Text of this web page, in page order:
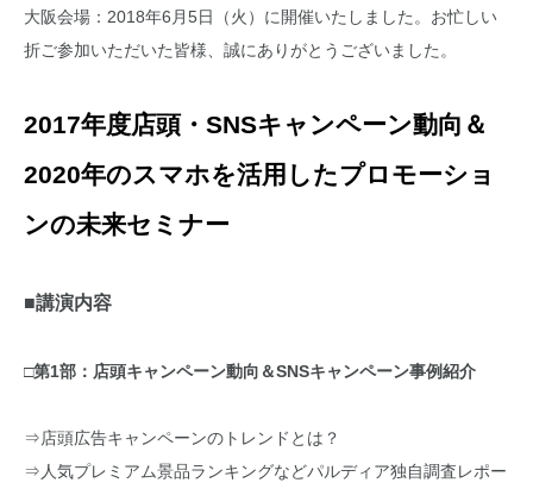
大阪会場：2018年6月5日（火）に開催いたしました。お忙しい
折ご参加いただいた皆様、誠にありがとうございました。
2017年度店頭・SNSキャンペーン動向＆
2020年のスマホを活用したプロモーショ
ンの未来セミナー
■講演内容
□第1部：店頭キャンペーン動向＆SNSキャンペーン事例紹介
⇒店頭広告キャンペーンのトレンドとは？
⇒人気プレミアム景品ランキングなどパルディア独自調査レポー